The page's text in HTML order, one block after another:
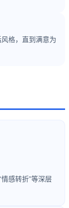
格，直到满意为
感转折”等深层